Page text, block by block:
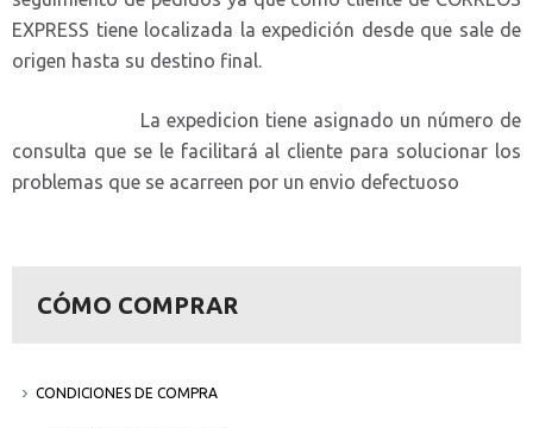
EXPRESS tiene localizada la expedición desde que sale de
origen hasta su destino final.
La expedicion tiene asignado un número de
consulta que se le facilitará al cliente para solucionar los
problemas que se acarreen por un envio defectuoso
CÓMO COMPRAR
CONDICIONES DE COMPRA